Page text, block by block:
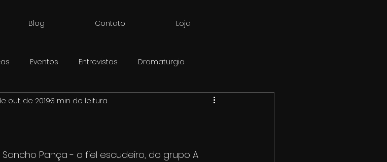
Blog Contato Loja
Eventos Entrevistas Dramaturgia
out. de 20193 min de leitura
Pança - o fiel escudeiro, do grupo A